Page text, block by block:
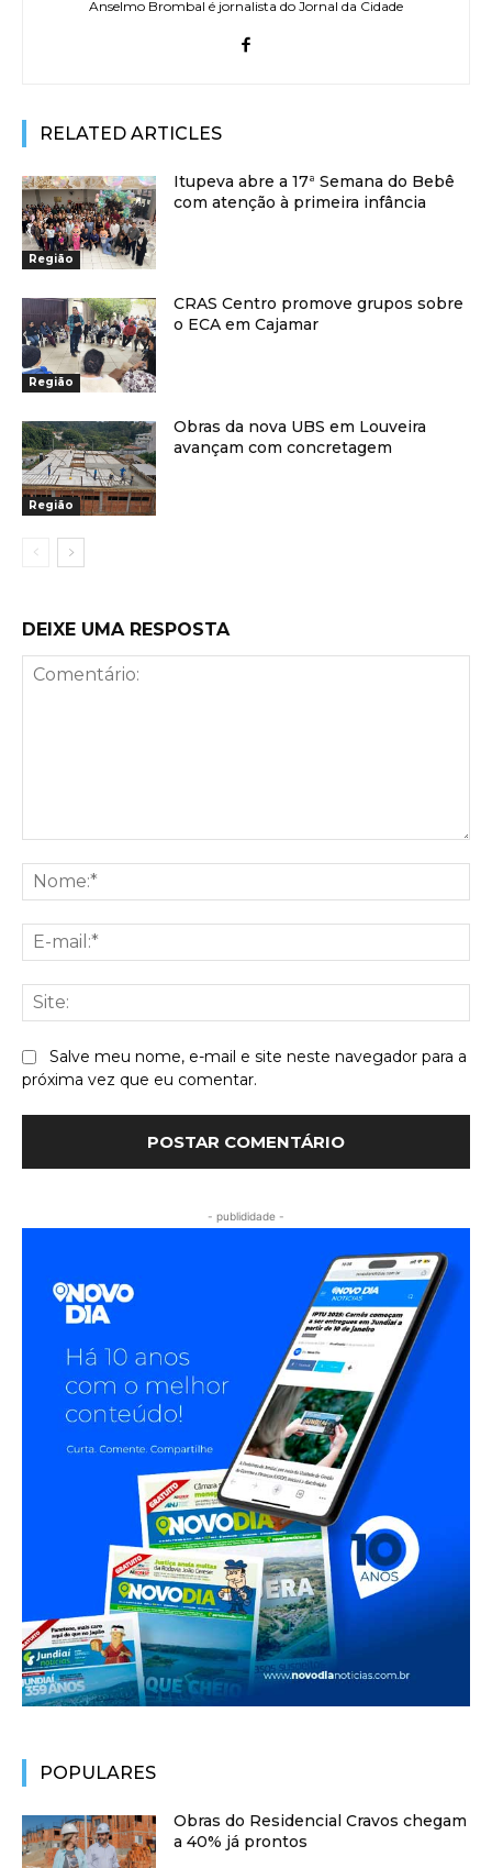
Anselmo Brombal é jornalista do Jornal da Cidade
RELATED ARTICLES
Região
Itupeva abre a 17ª Semana do Bebê
com atenção à primeira infância
Região
CRAS Centro promove grupos sobre
o ECA em Cajamar
Região
Obras da nova UBS em Louveira
avançam com concretagem
DEIXE UMA RESPOSTA
Salve meu nome, e-mail e site neste navegador para a
próxima vez que eu comentar.
- publididade -
POPULARES
Obras do Residencial Cravos chegam
a 40% já prontos